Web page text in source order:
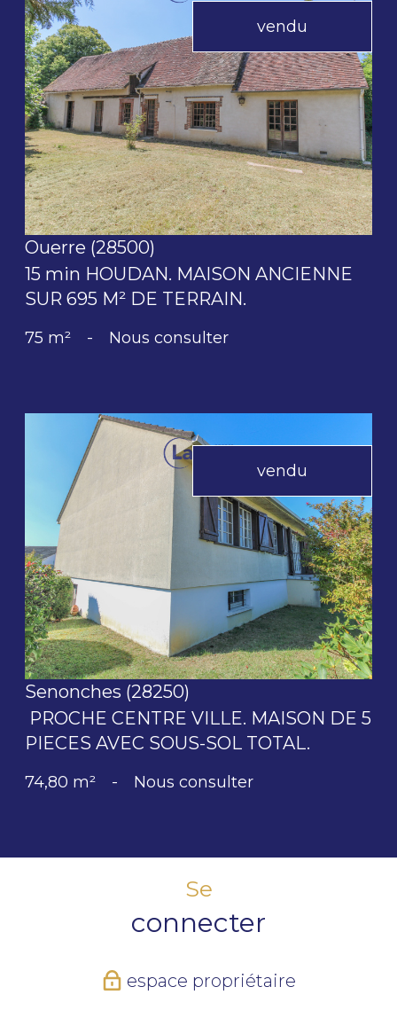
vendu
voir le bien
Ouerre (28500)
15 min HOUDAN. MAISON ANCIENNE
SUR 695 M² DE TERRAIN.
75 m² - Nous consulter
vendu
voir le bien
Senonches (28250)
PROCHE CENTRE VILLE. MAISON DE 5
PIECES AVEC SOUS-SOL TOTAL.
74,80 m² - Nous consulter
Se
connecter
espace propriétaire